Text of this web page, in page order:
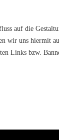
auf die
wir uns hiermit
Links bzw.